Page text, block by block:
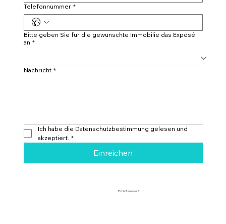
Telefonnummer *
Bitte geben Sie für die gewünschte Immobilie das Exposé
an *
Nachricht *
Ich habe die Datenschutzbestimmung gelesen und
akzeptiert. *
Einreichen
Eichholternweg 2